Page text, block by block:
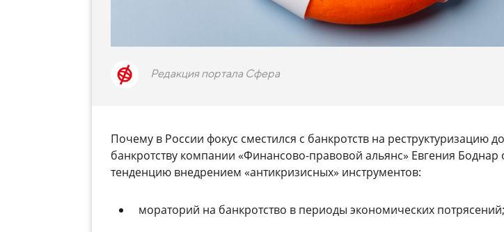
Редакция портала Сфера
Почему в России фокус сместился с банкротств на реструктуризацию
банкротству компании «Финансово-правовой альянс» Евгения Боднар
тенденцию внедрением «антикризисных» инструментов:
мораторий на банкротство в периоды экономических потрясений;